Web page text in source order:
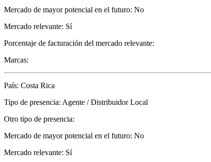
Mercado de mayor potencial en el futuro: No
Mercado relevante: Sí
Porcentaje de facturación del mercado relevante:
Marcas:
País: Costa Rica
Tipo de presencia: Agente / Distribuidor Local
Otro tipo de presencia:
Mercado de mayor potencial en el futuro: No
Mercado relevante: Sí